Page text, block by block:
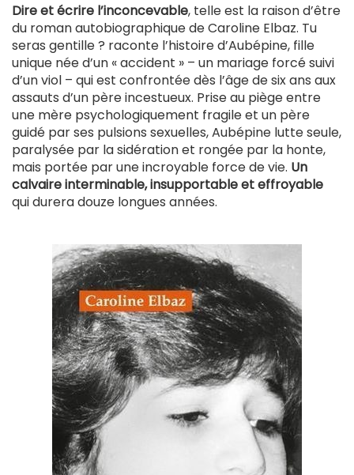
Dire et écrire l’inconcevable, telle est la raison d’être
du roman autobiographique de Caroline Elbaz. Tu
seras gentille ? raconte l’histoire d’Aubépine, fille
unique née d’un « accident » – ​​un mariage forcé suivi
d’un viol – qui est confrontée dès l’âge de six ans aux
assauts d’un père incestueux. Prise au piège entre
une mère psychologiquement fragile et un père
guidé par ses pulsions sexuelles, Aubépine lutte seule,
paralysée par la sidération et rongée par la honte,
mais portée par une incroyable force de vie. Un
calvaire interminable, insupportable et effroyable
qui durera douze longues années.